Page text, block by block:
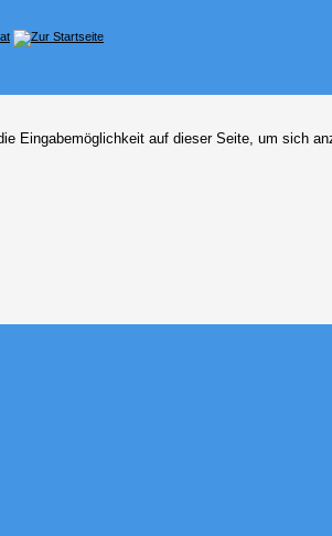
Eingabemöglichkeit auf dieser Seite, um sich